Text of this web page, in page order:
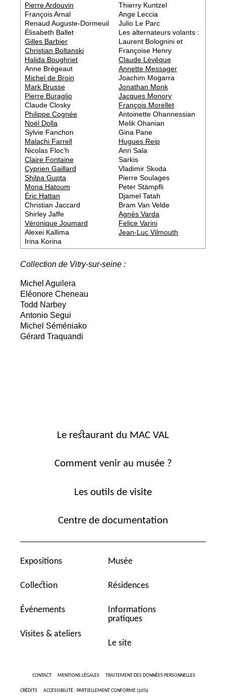
Pierre Ardouvin
François Arnal
Renaud Auguste-Dormeuil
Élisabeth Ballet
Gilles Barbier
Christian Boltanski
Halida Boughriet
Anne Brégeaut
Michel de Broin
Mark Brusse
Pierre Buraglio
Claude Closky
Philippe Cognée
Noël Dolla
Sylvie Fanchon
Malachi Farrell
Nicolas Floc’h
Claire Fontaine
Cyprien Gaillard
Shilpa Gupta
Mona Hatoum
Éric Hattan
Christian Jaccard
Shirley Jaffe
Véronique Joumard
Alexei Kallima
Irina Korina
Thierry Kuntzel
Ange Leccia
Julio Le Parc
Les alternateurs volants :
Laurent Bolognini et
Françoise Henry
Claude Lévêque
Annette Messager
Joachim Mogarra
Jonathan Monk
Jacques Monory
François Morellet
Antoinette Ohannessian
Melik Ohanian
Gina Pane
Hugues Reip
Anri Sala
Sarkis
Vladimir Skoda
Pierre Soulages
Peter Stämpfli
Djamel Tatah
Bram Van Velde
Agnès Varda
Felice Varini
Jean-Luc Vilmouth
Collection de Vitry-sur-seine :
Michel Aguilera
Eléonore Cheneau
Todd Narbey
Antonio Segui
Michel Séméniako
Gérard Traquandi
Le restaurant du MAC VAL
Comment venir au musée ?
Les outils de visite
Centre de documentation
Expositions
Collection
Événements
Visites & ateliers
Musée
Résidences
Informations
pratiques
Le site
CONTACT MENTIONS LÉGALES TRAITEMENT DES DONNÉES PERSONNELLES
CRÉDITS ACCESSIBILITÉ : PARTIELLEMENT CONFORME (50%)